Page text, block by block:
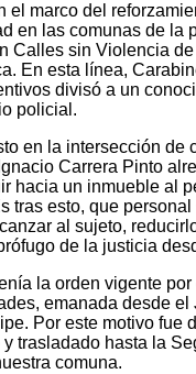
el marco del
en las comunas de la
Calles sin Violencia
En esta línea,
divisó a un
policial.
en la intersección de
Carrera Pinto
hacia un inmueble al
tras esto, que
al sujeto,
de la justicia
la orden vigente
emanada desde el
Por este motivo fue
trasladado hasta la
comuna.